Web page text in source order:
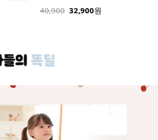
40,900 32,900원